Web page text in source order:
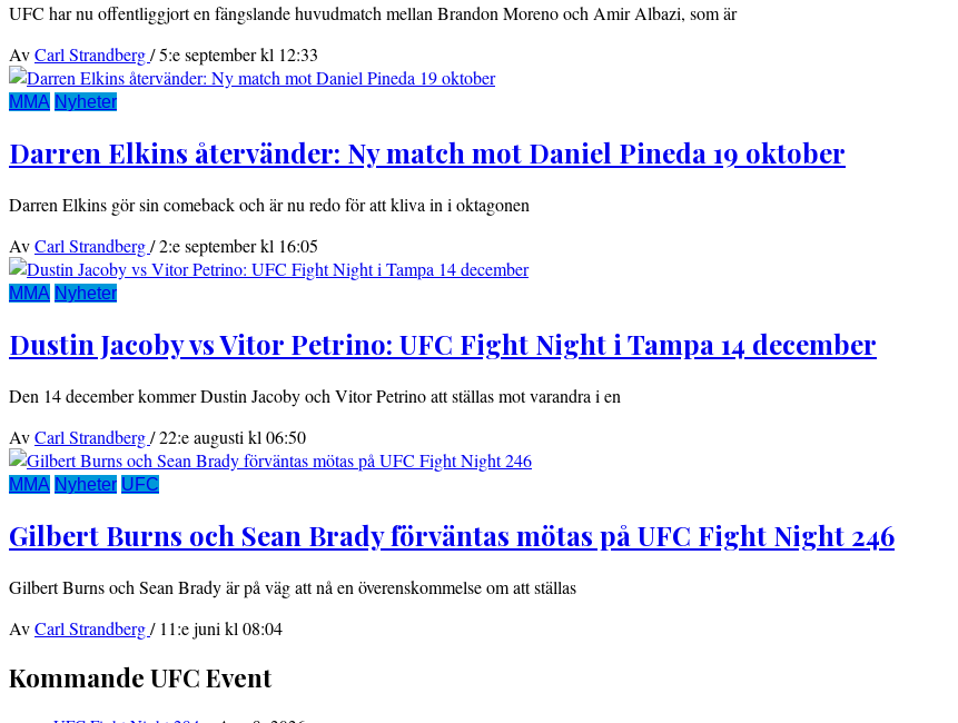
UFC har nu offentliggjort en fängslande huvudmatch mellan Brandon Moreno och Amir Albazi, som är
AvCarl Strandberg/5:e september kl 12:33
MMA Nyheter
Darren Elkins återvänder: Ny match mot Daniel Pineda 19 oktober
Darren Elkins gör sin comeback och är nu redo för att kliva in i oktagonen
AvCarl Strandberg/2:e september kl 16:05
MMA Nyheter
Dustin Jacoby vs Vitor Petrino: UFC Fight Night i Tampa 14 december
Den 14 december kommer Dustin Jacoby och Vitor Petrino att ställas mot varandra i en
AvCarl Strandberg/22:e augusti kl 06:50
MMA Nyheter UFC
Gilbert Burns och Sean Brady förväntas mötas på UFC Fight Night 246
Gilbert Burns och Sean Brady är på väg att nå en överenskommelse om att ställas
AvCarl Strandberg/ 11:e juni kl 08:04
Kommande UFC Event